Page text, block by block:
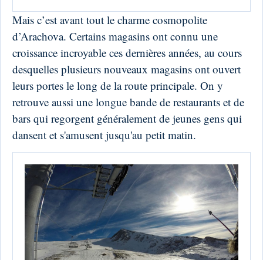
Mais c’est avant tout le charme cosmopolite
d’Arachova. Certains magasins ont connu une
croissance incroyable ces dernières années, au cours
desquelles plusieurs nouveaux magasins ont ouvert
leurs portes le long de la route principale. On y
retrouve aussi une longue bande de restaurants et de
bars qui regorgent généralement de jeunes gens qui
dansent et s'amusent jusqu'au petit matin.